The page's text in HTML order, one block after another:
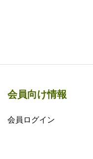
会員向け情報
会員ログイン